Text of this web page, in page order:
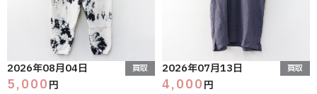
2026年08月04日 買取
5,000円
2026年07月13日 買取
4,000円